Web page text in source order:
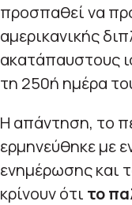
προσπαθεί να
αμερικανικής
ακατάπαυστους
τη 250ή ημέρα
Η απάντηση, το
ερμηνεύθηκε με
ενημέρωσης και
κρίνουν ότι το